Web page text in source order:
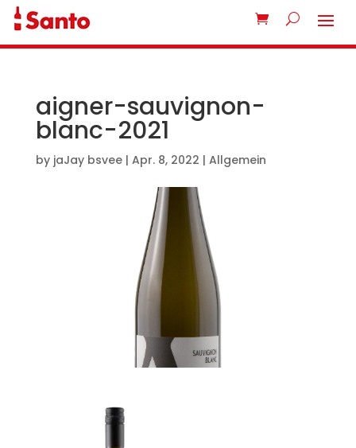
aigner-sauvignon-
blanc-2021
by jaJay bsvee| Apr. 8, 2022 | Allgemein